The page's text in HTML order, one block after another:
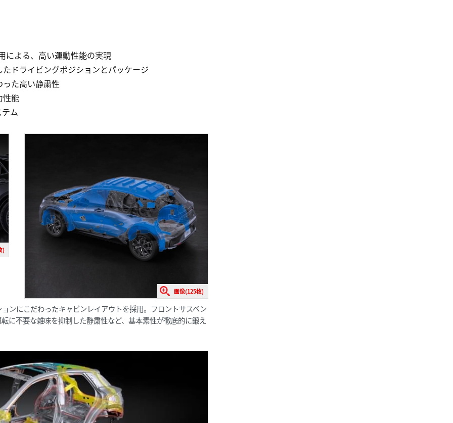
による、高い運動性能の実現
ドライビングポジションとパッケージ
た高い静粛性
性能
ム
)
画像(125枚)
ンにこだわったキャビンレイアウトを採用。フロントサスペン
に不要な雑味を抑制した静粛性など、基本素性が徹底的に鍛え